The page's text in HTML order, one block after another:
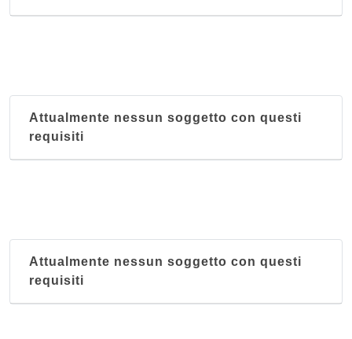
Attualmente nessun soggetto con questi
requisiti
Attualmente nessun soggetto con questi
requisiti